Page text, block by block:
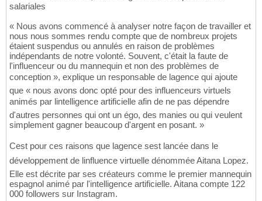
salariales
« Nous avons commencé à analyser notre façon de travailler et
nous nous sommes rendu compte que de nombreux projets
étaient suspendus ou annulés en raison de problèmes
indépendants de notre volonté. Souvent, c'était la faute de
l'influenceur ou du mannequin et non des problèmes de
conception », explique un responsable de lagence qui ajoute
que « nous avons donc opté pour des influenceurs virtuels
animés par lintelligence artificielle afin de ne pas dépendre
d'autres personnes qui ont un égo, des manies ou qui veulent
simplement gagner beaucoup d'argent en posant. »
Cest pour ces raisons que lagence sest lancée dans le
développement de linfluence virtuelle dénommée Aitana Lopez.
Elle est décrite par ses créateurs comme le premier mannequin
espagnol animé par l'intelligence artificielle. Aitana compte 122
000 followers sur Instagram.